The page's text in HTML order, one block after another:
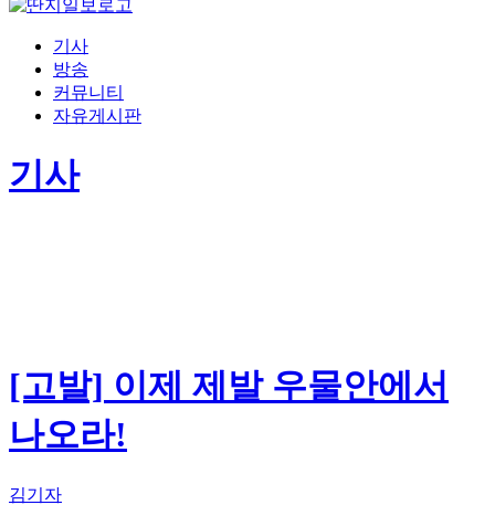
기사
방송
커뮤니티
자유게시판
기사
[고발] 이제 제발 우물안에서
나오라!
김기자